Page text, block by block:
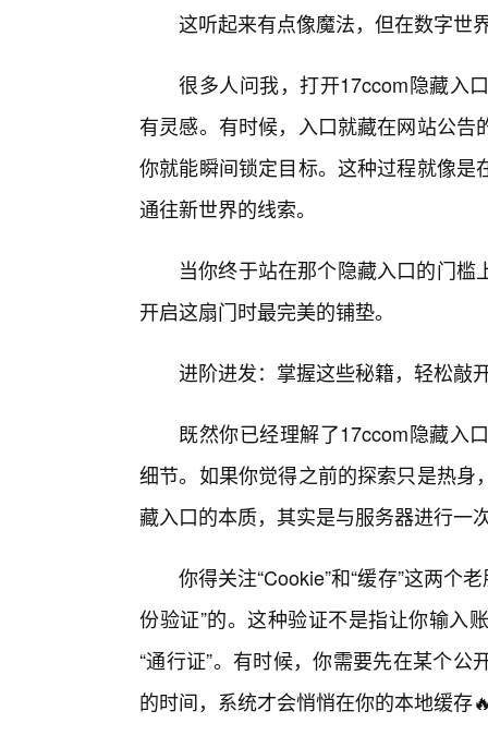
这听起来有点像魔法，但在数字世
很多人问我，打开17ccom隐藏入
有灵感。有时候，入口就藏在网站公
你就能瞬间锁定目标。这种过程就像
通往新世界的线索。
当你终于站在那个隐藏入口的门
开启这扇门时最完美的铺垫。
进阶进发：掌握这些秘籍，轻松敲
既然你已经理解了17ccom隐藏入
细节。如果你觉得之前的探索只是热
藏入口的本质，其实是与服务器进行一
你得关注“Cookie”和“缓存”这两个
份验证”的。这种验证不是指让你输入
“通行证”。有时候，你需要先在某个
的时间，系统才会悄悄在你的本地缓存